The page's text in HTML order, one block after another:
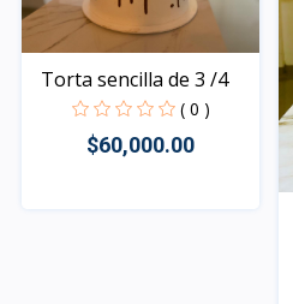
Torta sencilla de 3 /4
( 0 )
$60,000.00